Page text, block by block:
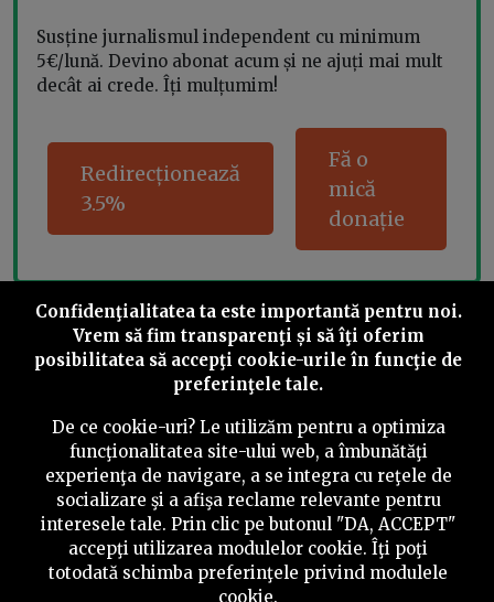
Susține jurnalismul independent cu minimum
5€/lună. Devino abonat acum și ne ajuți mai mult
decât ai crede. Îți mulțumim!
Redirecționează
3.5%
Fă o
mică
donație
Share this
©2026 PressOne.ro
RSSNewslettere Despre noiPolitica editorială
Politica de verificare a conținutuluiContact
Confidenţialitatea ta este importantă pentru noi.
Vrem să fim transparenţi și să îţi oferim
posibilitatea să accepţi cookie-urile în funcţie de
preferinţele tale.
De ce cookie-uri? Le utilizăm pentru a optimiza
funcţionalitatea site-ului web, a îmbunătăţi
experienţa de navigare, a se integra cu reţele de
socializare şi a afişa reclame relevante pentru
interesele tale. Prin clic pe butonul "DA, ACCEPT"
accepţi utilizarea modulelor cookie. Îţi poţi
totodată schimba preferinţele privind modulele
cookie.